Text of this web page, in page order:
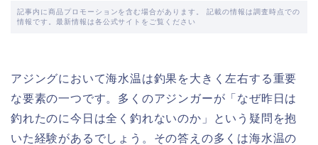
記事内に商品プロモーションを含む場合があります。 記載の情報は調査時点での
情報です。最新情報は各公式サイトをご覧ください
アジングにおいて海水温は釣果を大きく左右する重要
な要素の一つです。多くのアジンガーが「なぜ昨日は
釣れたのに今日は全く釣れないのか」という疑問を抱
いた経験があるでしょう。その答えの多くは海水温の